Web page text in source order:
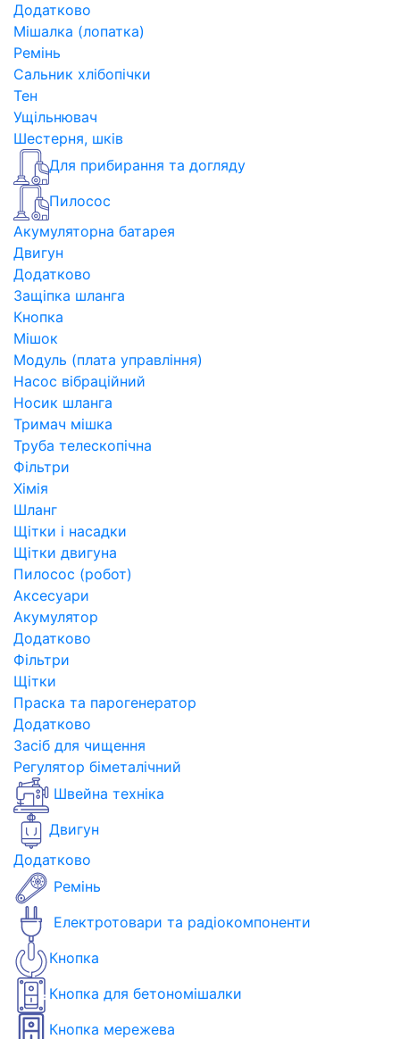
Додатково
Мішалка (лопатка)
Ремінь
Сальник хлібопічки
Тен
Ущільнювач
Шестерня, шків
Для прибирання та догляду
Пилосос
Акумуляторна батарея
Двигун
Додатково
Защіпка шланга
Кнопка
Мішок
Модуль (плата управління)
Насос вібраційний
Носик шланга
Тримач мішка
Труба телескопічна
Фільтри
Хімія
Шланг
Щітки і насадки
Щітки двигуна
Пилосос (робот)
Аксесуари
Акумулятор
Додатково
Фільтри
Щітки
Праска та парогенератор
Додатково
Засіб для чищення
Регулятор біметалічний
Швейна техніка
Двигун
Додатково
Ремінь
Електротовари та радіокомпоненти
Кнопка
Кнопка для бетономішалки
Кнопка мережева